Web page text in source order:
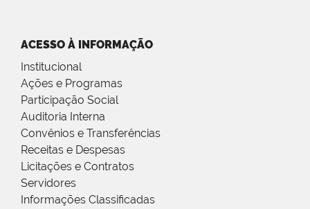
ACESSO À INFORMAÇÃO
Institucional
Ações e Programas
Participação Social
Auditoria Interna
Convênios e Transferências
Receitas e Despesas
Licitações e Contratos
Servidores
Informações Classificadas